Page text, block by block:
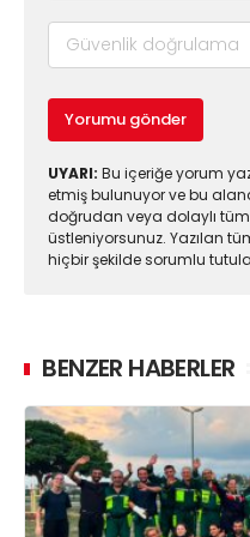
Yorumu gönder
UYARI: Bu içeriğe yorum
etmiş bulunuyor ve bu
doğrudan veya dolaylı tüm
üstleniyorsunuz. Yazılan
hiçbir şekilde sorumlu
BENZER HABERLER